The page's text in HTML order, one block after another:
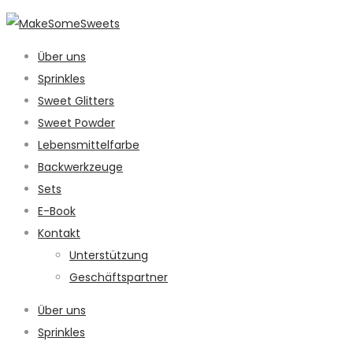
Über uns
Sprinkles
Sweet Glitters
Sweet Powder
Lebensmittelfarbe
Backwerkzeuge
Sets
E-Book
Kontakt
Unterstützung
Geschäftspartner
Über uns
Sprinkles